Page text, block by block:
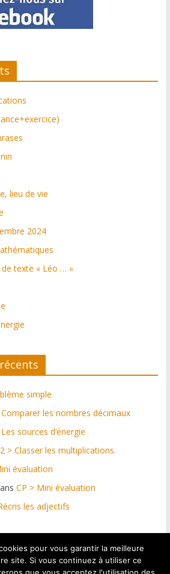
lieu de vie
2024
de texte « Léo … »
simple
les nombres décimaux
sources d’énergie
> Classer les multiplications.
évaluation
CP > Mini évaluation
les adjectifs
par https://netdif.fr & graphismes
: Pascal Graul
pour vous garantir la meilleure
site. Si vous continuez à utiliser ce